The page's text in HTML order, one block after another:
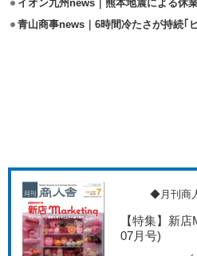
◆月刊商
【特集】新
07月号)